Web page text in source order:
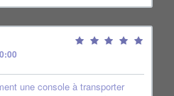
une console à transporter